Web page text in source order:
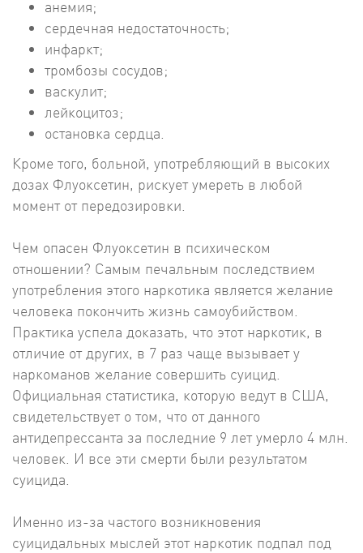
анемия;
сердечная недостаточность;
инфаркт;
тромбозы сосудов;
васкулит;
лейкоцитоз;
остановка сердца.
Кроме того, больной, употребляющий в высоких
дозах Флуоксетин, рискует умереть в любой
момент от передозировки.
Чем опасен Флуоксетин в психическом
отношении? Самым печальным последствием
употребления этого наркотика является желание
человека покончить жизнь самоубийством.
Практика успела доказать, что этот наркотик, в
отличие от других, в 7 раз чаще вызывает у
наркоманов желание совершить суицид.
Официальная статистика, которую ведут в США,
свидетельствует о том, что от данного
антидепрессанта за последние 9 лет умерло 4 млн.
человек. И все эти смерти были результатом
суицида.
Именно из-за частого возникновения
суицидальных мыслей этот наркотик подпал под